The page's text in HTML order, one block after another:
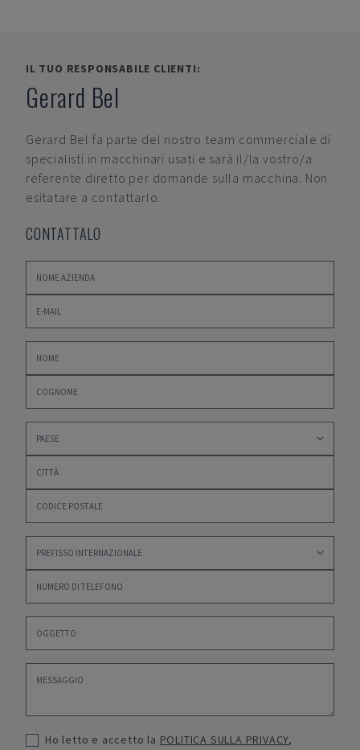
IL TUO RESPONSABILE CLIENTI:
Gerard Bel
Gerard Bel fa parte del nostro team commerciale di
specialisti in macchinari usati e sarà il/la vostro/a
referente diretto per domande sulla macchina. Non
esitatare a contattarlo.
CONTATTALO
Ho letto e accetto la POLITICA SULLA PRIVACY,